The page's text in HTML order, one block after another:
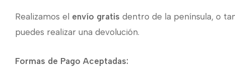
Realizamos el envío gratis dentro de la península, o
puedes realizar una devolución.
Formas de Pago Aceptadas: